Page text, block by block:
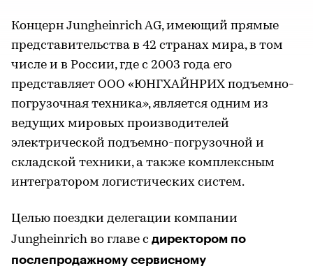
Концерн Jungheinrich AG, имеющий прямые
представительства в 42 странах мира, в том
числе и в России, где с 2003 года его
представляет ООО «ЮНГХАЙНРИХ подъемно-
погрузочная техника», является одним из
ведущих мировых производителей
электрической подъемно-погрузочной и
складской техники, а также комплексным
интегратором логистических систем.
Целью поездки делегации компании
Jungheinrich во главе с директором по
послепродажному сервисному